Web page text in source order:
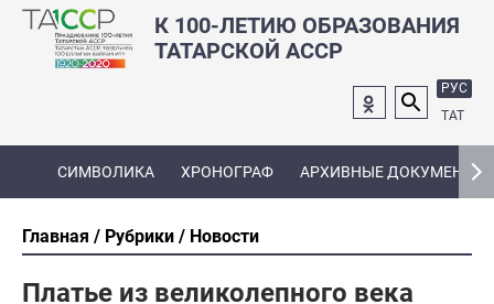
К 100-ЛЕТИЮ ОБРАЗОВАНИЯ
ТАТАРСКОЙ АССР
РУС
ТАТ
СИМВОЛИКА ХРОНОГРАФ АРХИВНЫЕ ДОКУМЕНТЫ
Главная Рубрики Новости
Платье из великолепного века